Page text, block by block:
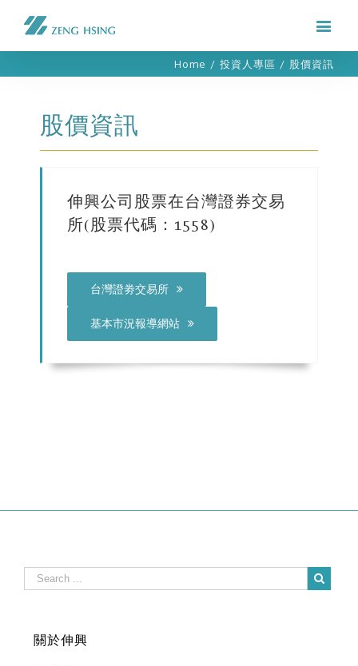
Home / 投資人專區 / 股價資訊
股價資訊
伸興公司股票在台灣證券交易
所(股票代碼：1558)
台灣證劵交易所
基本市況報導網站
關於伸興